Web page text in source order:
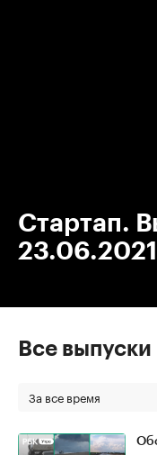
Стартап.
Все
За все время